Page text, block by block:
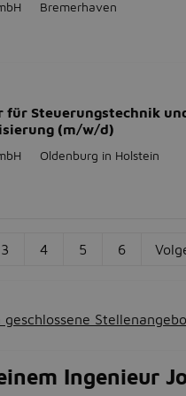
Bremerhaven
für Steuerungstechnik
(m/w/d)
Oldenburg in Holstein
3 4 5 6
geschlossene
Ingenieur